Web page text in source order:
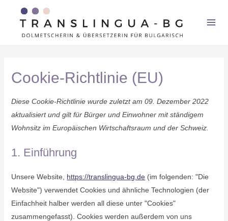
springen
Cookie-Richtlinie (EU)
Diese Cookie-Richtlinie wurde zuletzt am 09. Dezember 2022
aktualisiert und gilt für Bürger und Einwohner mit ständigem
Wohnsitz im Europäischen Wirtschaftsraum und der Schweiz.
1. Einführung
Unsere Website, https://translingua-bg.de (im folgenden: "Die
Website") verwendet Cookies und ähnliche Technologien (der
Einfachheit halber werden all diese unter "Cookies"
zusammengefasst). Cookies werden außerdem von uns